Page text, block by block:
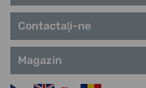
Contactaţi-ne
Magazin